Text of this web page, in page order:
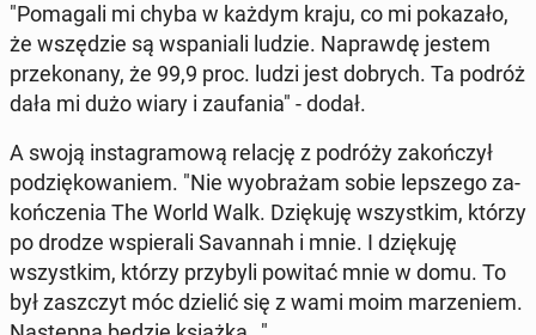
"Po­ma­ga­li mi chyba w każdym kraju, co mi po­ka­za­ło,
że wszę­dzie są wspa­nia­li ludzie. Na­praw­dę jestem
prze­ko­na­ny, że 99,9 proc. ludzi jest dobrych. Ta podróż
dała mi dużo wiary i za­ufa­nia" - dodał.
A swoją in­sta­gra­mo­wą relację z podróży za­koń­czył
po­dzię­ko­wa­niem. "Nie wy­obra­żam sobie lep­sze­go za­
koń­cze­nia The World Walk. Dzię­ku­ję wszyst­kim, którzy
po drodze wspie­ra­li Sa­van­nah i mnie. I dzię­ku­ję
wszyst­kim, którzy przy­by­li powitać mnie w domu. To
był za­szczyt móc dzielić się z wami moim ma­rze­niem.